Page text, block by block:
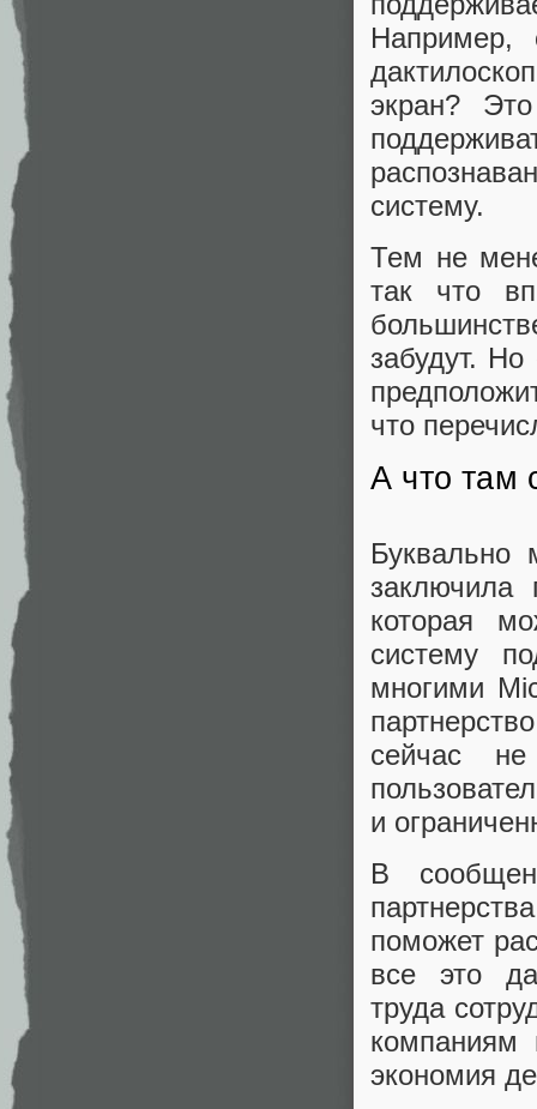
Например,
экран?
систему.
Тем не
так что
забудут.
что
А что там
заключила
которая
систему
многими
сейчас
и
В
поможет
все это
труда
компаниям
экономия